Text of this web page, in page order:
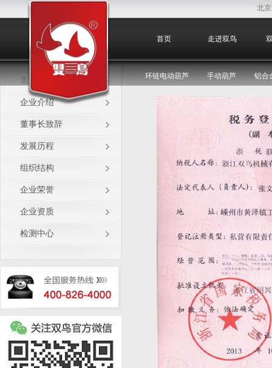
北
首页 走进双鸟
环链电动葫芦 手动葫芦 铝合
企业资质
集团产业
企业介绍
董事长致辞
发展历程
组织结构
企业荣誉
企业资质
检测中心